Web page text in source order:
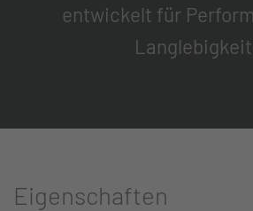
entwickelt für
Eigenschaften